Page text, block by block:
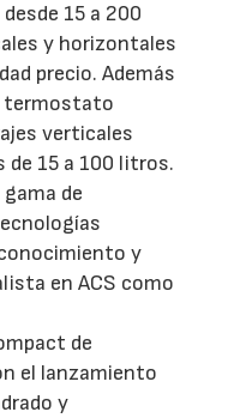
15 a 200
y horizontales
precio. Además
termostato
verticales
15 a 100 litros.
de
y
en ACS como
de
el lanzamiento
y